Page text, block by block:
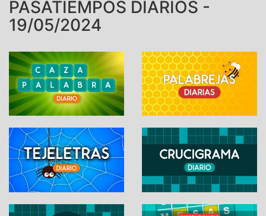
PASATIEMPOS DIARIOS -
19/05/2024